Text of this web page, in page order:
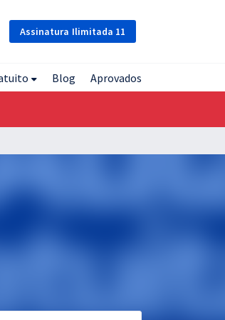
Assinatura Ilimitada 11
Blog Aprovados